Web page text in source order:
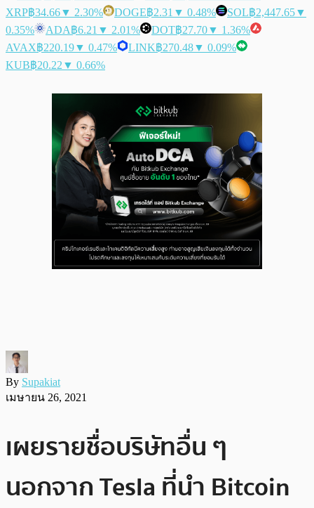
XRP฿34.66▼ 2.30% DOGE฿2.31 ▼ 0.48% SOL฿2,447.65▼
0.35%
ADA฿6.21 ▼ 2.01% DOT฿27.70▼ 1.36%
AVAX฿220.19▼ 0.47% LINK฿270.48▼ 0.09%
KUB฿20.22 ▼ 0.66%
By Supakiat
เมษายน 26, 2021
เผยรายชื่อบริษัทอื่น ๆ
นอกจาก Tesla ที่นำ Bitcoin